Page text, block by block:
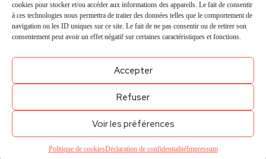
cookies pour stocker et/ou accéder aux informations des appareils. Le fait de consentir
à ces technologies nous permettra de traiter des données telles que le comportement de
navigation ou les ID uniques sur ce site. Le fait de ne pas consentir ou de retirer son
consentement peut avoir un effet négatif sur certaines caractéristiques et fonctions.
Accepter
Refuser
Voir les préférences
Politique de cookiesDéclaration de confidentialitéImpressum
E-mail :
sacheen@sacheensierro.com
Téléphone :
Les Ateliers de La Côte
Rte de Pallatex 5
1163 Etoy - Vaud - Suisse
Tous droits réservés Sacheen Sierro 2020/2026 -